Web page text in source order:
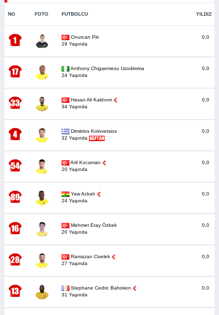
NO FOTO FUTBOLCU YILDIZ
Onurcan Piri
29 Yaşında
0,0
Anthony Chigaemezu Uzodimma
24 Yaşında
0,0
Hasan Ali Kaldırım
34 Yaşında
0,0
Dimitrios Kolovetsios
32 Yaşında
0,0
Arif Kocaman
20 Yaşında
0,0
Yaw Ackah
24 Yaşında
0,0
Mehmet Eray Özbek
20 Yaşında
0,0
Ramazan Civelek
27 Yaşında
0,0
Stephane Cedric Bahoken
31 Yaşında
0,0